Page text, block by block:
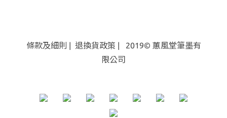
條款及細則 | 退換貨政策 | 2019© 蕙風堂筆墨有
限公司